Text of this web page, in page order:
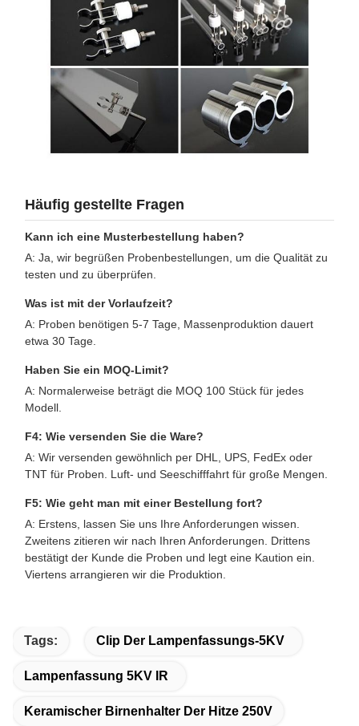
Häufig gestellte Fragen
Kann ich eine Musterbestellung haben?
A: Ja, wir begrüßen Probenbestellungen, um die Qualität zu
testen und zu überprüfen.
Was ist mit der Vorlaufzeit?
A: Proben benötigen 5-7 Tage, Massenproduktion dauert
etwa 30 Tage.
Haben Sie ein MOQ-Limit?
A: Normalerweise beträgt die MOQ 100 Stück für jedes
Modell.
F4: Wie versenden Sie die Ware?
A: Wir versenden gewöhnlich per DHL, UPS, FedEx oder
TNT für Proben. Luft- und Seeschifffahrt für große Mengen.
F5: Wie geht man mit einer Bestellung fort?
A: Erstens, lassen Sie uns Ihre Anforderungen wissen.
Zweitens zitieren wir nach Ihren Anforderungen. Drittens
bestätigt der Kunde die Proben und legt eine Kaution ein.
Viertens arrangieren wir die Produktion.
Tags: Clip Der Lampenfassungs-5KV
Lampenfassung 5KV IR
Keramischer Birnenhalter Der Hitze 250V